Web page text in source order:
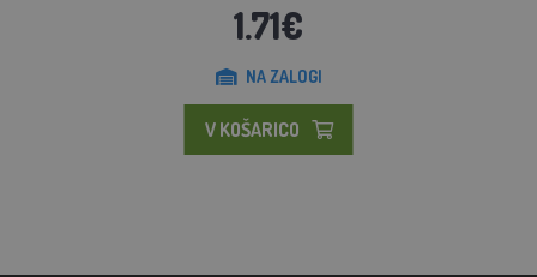
1.71€
NA ZALOGI
V KOŠARICO